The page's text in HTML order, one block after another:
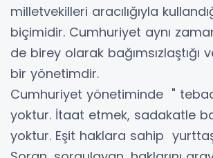
milletvekilleri aracılığıyla
biçimidir. Cumhuriyet aynı
de birey olarak bağımsızlaştığı
bir yönetimdir.
Cumhuriyet yönetiminde "
yoktur. İtaat etmek, sadakatle
yoktur. Eşit haklara sahip